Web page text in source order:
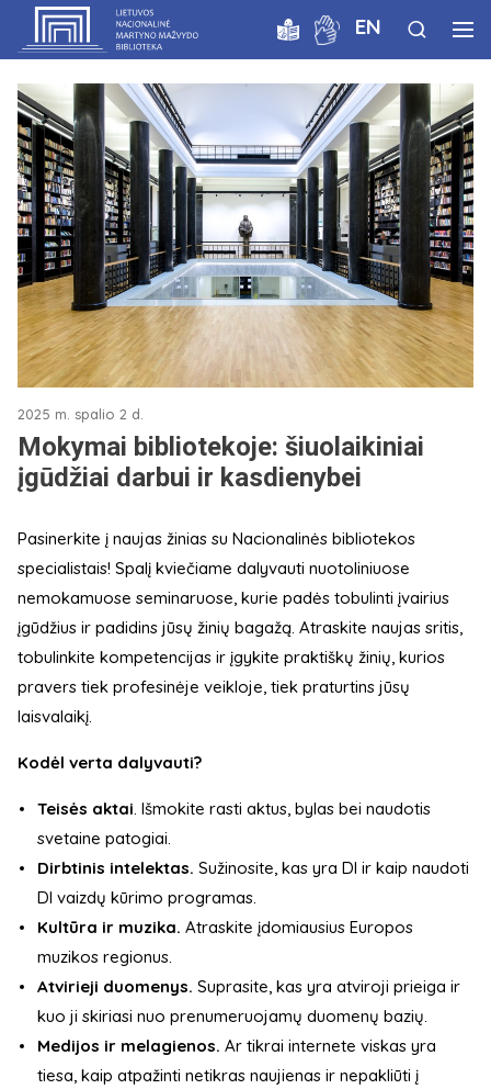
EN
2025 m. spalio 2 d.
Mokymai bibliotekoje: šiuolaikiniai
įgūdžiai darbui ir kasdienybei
Pasinerkite į naujas žinias su Nacionalinės bibliotekos
specialistais! Spalį kviečiame dalyvauti nuotoliniuose
nemokamuose seminaruose, kurie padės tobulinti įvairius
įgūdžius ir padidins jūsų žinių bagažą. Atraskite naujas sritis,
tobulinkite kompetencijas ir įgykite praktiškų žinių, kurios
pravers tiek profesinėje veikloje, tiek praturtins jūsų
laisvalaikį.
Kodėl verta dalyvauti?
Teisės aktai. Išmokite rasti aktus, bylas bei naudotis
svetaine patogiai.
Dirbtinis intelektas. Sužinosite, kas yra DI ir kaip naudoti
DI vaizdų kūrimo programas.
Kultūra ir muzika. Atraskite įdomiausius Europos
muzikos regionus.
Atvirieji duomenys. Suprasite, kas yra atviroji prieiga ir
kuo ji skiriasi nuo prenumeruojamų duomenų bazių.
Medijos ir melagienos. Ar tikrai internete viskas yra
tiesa, kaip atpažinti netikras naujienas ir nepakliūti į